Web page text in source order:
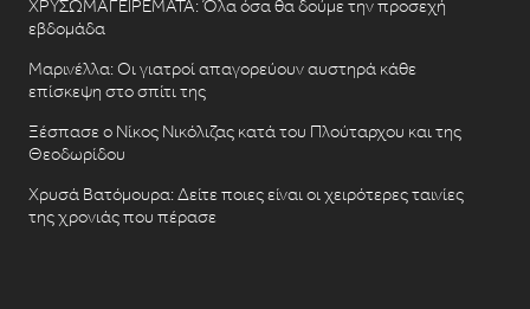
ΧΡΥΣΩΜΑΓΕΙΡΕΜΑΤΑ: Όλα όσα θα δούμε την προσεχή
εβδομάδα
Μαρινέλλα: Οι γιατροί απαγορεύουν αυστηρά κάθε
επίσκεψη στο σπίτι της
Ξέσπασε ο Νίκος Νικόλιζας κατά του Πλούταρχου και της
Θεοδωρίδου
Χρυσά Βατόμουρα: Δείτε ποιες είναι οι χειρότερες ταινίες
της χρονιάς που πέρασε